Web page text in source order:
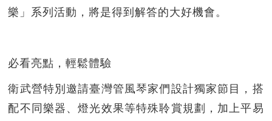
樂」系列活動，將是得到解答的大好機會。
必看亮點，輕鬆體驗
衛武營特別邀請臺灣管風琴家們設計獨家節目，搭
配不同樂器、燈光效果等特殊聆賞規劃，加上平易